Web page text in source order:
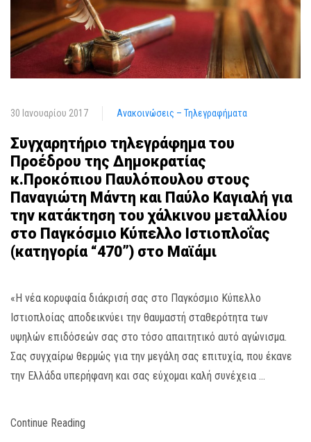
30 Ιανουαρίου 2017 Ανακοινώσεις – Τηλεγραφήματα
Συγχαρητήριο τηλεγράφημα του
Προέδρου της Δημοκρατίας
κ.Προκόπιου Παυλόπουλου στους
Παναγιώτη Μάντη και Παύλο Καγιαλή για
την κατάκτηση του χάλκινου μεταλλίου
στο Παγκόσμιο Κύπελλο Ιστιοπλοΐας
(κατηγορία “470”) στο Μαϊάμι
«Η νέα κορυφαία διάκρισή σας στο Παγκόσμιο Κύπελλο
Ιστιοπλοίας αποδεικνύει την θαυμαστή σταθερότητα των
υψηλών επιδόσεών σας στο τόσο απαιτητικό αυτό αγώνισμα.
Σας συγχαίρω θερμώς για την μεγάλη σας επιτυχία, που έκανε
την Ελλάδα υπερήφανη και σας εύχομαι καλή συνέχεια …
Continue Reading